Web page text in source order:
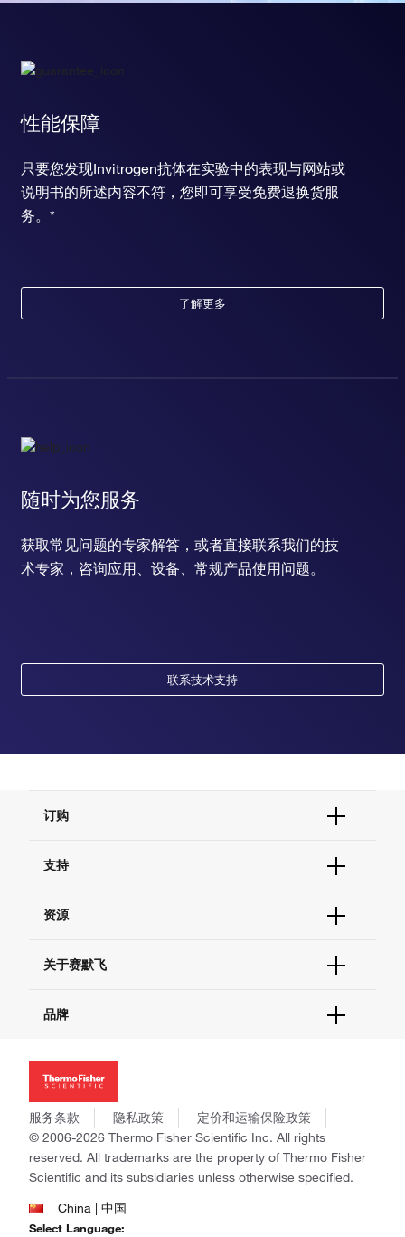
性能保障
只要您发现Invitrogen抗体在实验中的表现与网站或
说明书的所述内容不符，您即可享受免费退换货服
务。*
了解更多
随时为您服务
获取常见问题的专家解答，或者直接联系我们的技
术专家，咨询应用、设备、常规产品使用问题。
联系技术支持
订购
订单支持
现货供应中心
支持
联系我们 - 400 820 8982
查找文件&证书
资源
促销
社交媒体
关于赛默飞
招聘
新闻
社会责任
商标
政策和通知
品牌
Applied Biosystems
Invitrogen
Gibco
Ion Torrent
Unity Lab Services
Patheon
PPD
服务条款 隐私政策
定价和运输保险政策
© 2006-2026 Thermo Fisher Scientific Inc. All rights
reserved. All trademarks are the property of Thermo Fisher
Scientific and its subsidiaries unless otherwise specified.
China | 中国
Select Language: